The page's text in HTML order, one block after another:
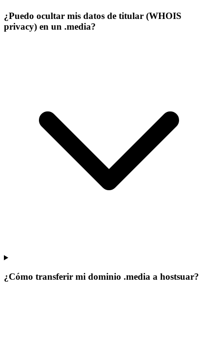
¿Puedo ocultar mis datos de titular (WHOIS
privacy) en un .media?
¿Cómo transferir mi dominio .media a hostsuar?